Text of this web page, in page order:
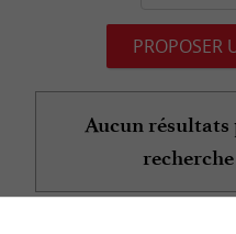
PROPOSER
Aucun résultats